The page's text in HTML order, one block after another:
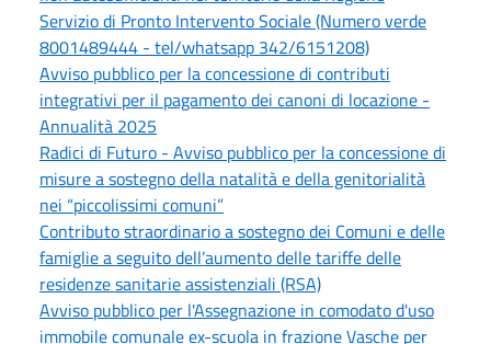
Servizio di Pronto Intervento Sociale (Numero verde
8001489444 - tel/whatsapp 342/6151208)
Avviso pubblico per la concessione di contributi
integrativi per il pagamento dei canoni di locazione -
Annualità 2025
Radici di Futuro - Avviso pubblico per la concessione di
misure a sostegno della natalità e della genitorialità
nei “piccolissimi comuni”
Contributo straordinario a sostegno dei Comuni e delle
famiglie a seguito dell’aumento delle tariffe delle
residenze sanitarie assistenziali (RSA)
Avviso pubblico per l'Assegnazione in comodato d'uso
immobile comunale ex-scuola in frazione Vasche per